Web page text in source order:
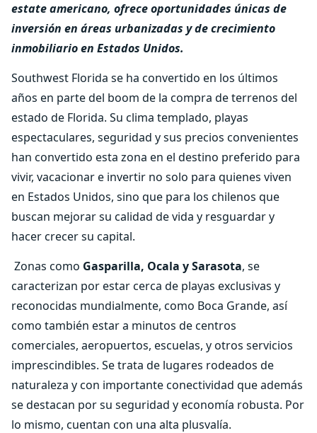
estate americano, ofrece oportunidades únicas de
inversión en áreas urbanizadas y de crecimiento
inmobiliario en Estados Unidos.
Southwest Florida se ha convertido en los últimos
años en parte del boom de la compra de terrenos del
estado de Florida. Su clima templado, playas
espectaculares, seguridad y sus precios convenientes
han convertido esta zona en el destino preferido para
vivir, vacacionar e invertir no solo para quienes viven
en Estados Unidos, sino que para los chilenos que
buscan mejorar su calidad de vida y resguardar y
hacer crecer su capital.
Zonas como Gasparilla, Ocala y Sarasota, se
caracterizan por estar cerca de playas exclusivas y
reconocidas mundialmente, como Boca Grande, así
como también estar a minutos de centros
comerciales, aeropuertos, escuelas, y otros servicios
imprescindibles. Se trata de lugares rodeados de
naturaleza y con importante conectividad que además
se destacan por su seguridad y economía robusta. Por
lo mismo, cuentan con una alta plusvalía.